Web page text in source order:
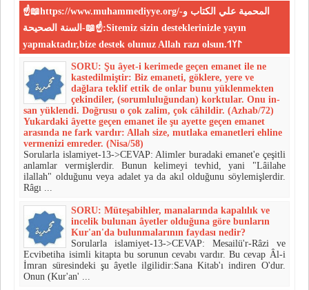
☝📖https://www.muhammediyye.org/-المحمية علي الكتاب و
السنة الصحيحة-📖☝:Sitemiz sizin desteklerinizle yayın
yapmaktadır,bize destek olunuz Allah razı olsun.𐰃𐰠𐰯
SORU: Şu âyet-i kerimede geçen emanet ile ne
kastedilmiştir: Biz emaneti, göklere, yere ve
dağlara teklif ettik de onlar bunu yüklenmekten
çekindiler, (sorumluluğundan) korktular. Onu in­
san yüklendi. Doğrusu o çok zalim, çok câhildir. (Azhab/72)
Yukardaki âyette geçen emanet ile şu ayette geçen emanet
arasın­da ne fark vardır: Allah size, mutlaka emanetleri ehline
vermenizi emreder. (Ni­sa/58)
Sorularla islamiyet-13->CEVAP: Alimler buradaki emanet'e çeşitli
anlamlar vermişlerdir. Bunun kelimeyi tevhid, yani "Lâilahe
ilallah" olduğunu veya adalet ya da akıl olduğunu söylemişlerdir.
Râgı ...
SORU: Müteşabihler, manalarında kapalılık ve
incelik bulunan âyet­ler olduğuna göre bunların
Kur'an'da bulunmalarının faydası nedir?
Sorularla islamiyet-13->CEVAP: Mesailü'r-Râzi ve
Ecvibetiha isimli kitapta bu sorunun ce­vabı vardır. Bu cevap Âl-i
İmran süresindeki şu âyetle ilgilidir:Sana Kitab'ı indiren O'dur.
Onun (Kur'an' ...